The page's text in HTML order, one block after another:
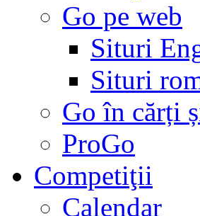
Go pe web
Situri
Situri
Go în cărți
ProGo
Competiţii
Calendar